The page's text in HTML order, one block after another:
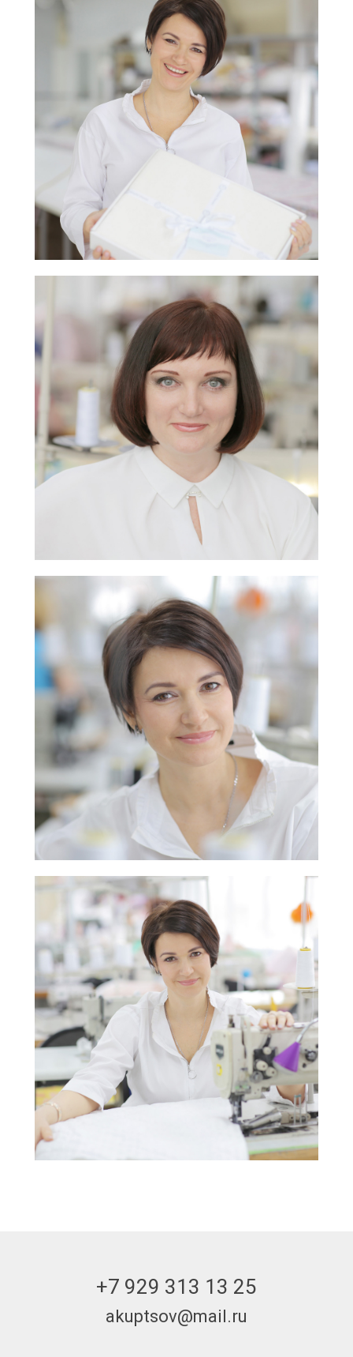
+7 929 313 13 25
akuptsov@mail.ru